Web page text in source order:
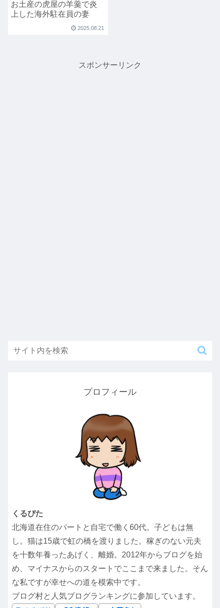
お土産の虎屋の羊羹で炎
上した海外駐在員の妻
2025.08.21
スポンサーリンク
プロフィール
くるぴた
北海道在住のパートと自宅で働く60代。子どもは無
し。猫は15歳で虹の橋を渡りました。稼ぎのない元夫
を十数年養ったあげく、離婚。2012年からブログを始
め、マイナスからのスタートでここまで来ました。そん
な私ですが幸せへの道を模索中です。
ブログ村と人気ブログランキングに参加しています。